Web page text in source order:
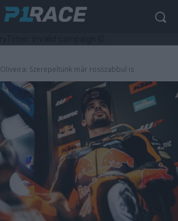
Oliveira: Szerepeltünk már rosszabbul is